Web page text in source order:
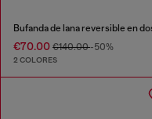
€70.00 €140.00-50%
2 COLORES